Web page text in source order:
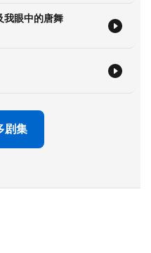
我眼中的唐舞
剧集